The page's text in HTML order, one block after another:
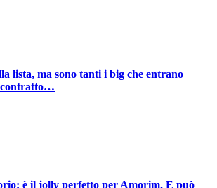
lista, ma sono tanti i big che entrano
contratto…
è il jolly perfetto per Amorim. E può